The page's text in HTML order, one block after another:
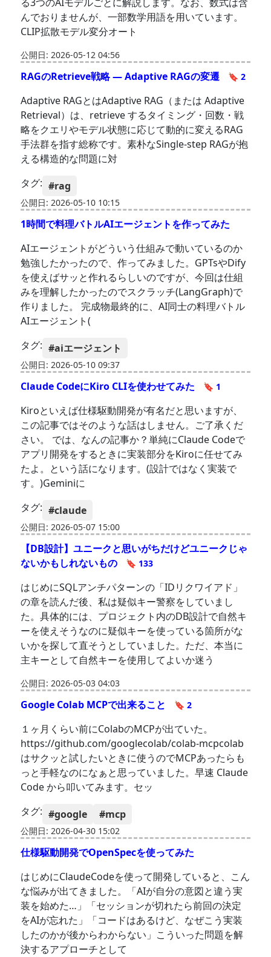
んでおりませんが、一部数学用語を用いています。
CLIP拡散モデル変分オート
公開日: 2026-05-12 04:56
RAGのRetrieve戦略 — Adaptive RAGの変遷 🔖 2
Adaptive RAGとはAdaptive RAG（または Adaptive
Retrieval）は、retrieve するタイミング・回数・戦
略をクエリやモデル状態に応じて動的に変えるRAG
手法群を指す総称です。素朴なSingle-step RAGが抱
える構造的な問題に対
タグ: #rag
公開日: 2026-05-10 10:15
1時間で料理バトルAIエージェントを作ってみた
AIエージェントがどういう仕組みで動いているのか
勉強したかったので、作ってみました。GPTsやDify
を使えばサッと作れるらしいのですが、今回は仕組
みを理解したかったのでスクラッチ(LangGraph)で
作りました。 完成物最終的に、AI同士の料理バトル
AIエージェント(
タグ: #aiエージェント
公開日: 2026-05-10 09:37
Claude CodeにKiro CLIを使わせてみた 🔖 1
Kiroといえば仕様駆動開発が有名だと思いますが、
この記事ではそのような話はしません。ご了承くだ
さい。 では、なんの記事か？単純にClaude Codeで
アプリ開発をするときに実装部分をKiroに任せてみ
たよ。という話になります。(設計ではなく実装で
す。)Geminiに
タグ: #claude
公開日: 2026-05-07 15:00
【DB設計】ユニークと思いがちだけどユニークじゃ
ないかもしれないもの
🔖 133
はじめにSQLアンチパターンの「IDリクワイアド」
の章を読んだ後、私は疑似キー警察をしていまし
た。具体的には、プロジェクト内のDB設計で自然キ
ーを使えそうなのに疑似キーを使っている箇所がな
いかを探して直そうとしていました。ただ、本当に
主キーとして自然キーを使用してよいか迷う
公開日: 2026-05-03 04:03
Google Colab MCPで出来ること 🔖 2
１ヶ月くらい前にColabのMCPが出ていた。
https://github.com/googlecolab/colab-mcpcolab
はサクッと試したいときに使うのでMCPあったらも
っと手軽なのになぁと思っていました。早速 Claude
Code から叩いてみます。セッ
タグ: #google #mcp
公開日: 2026-04-30 15:02
仕様駆動開発でOpenSpecを使ってみた
はじめにClaudeCodeを使って開発していると、こん
な悩みが出てきました。「AIが自分の意図と違う実
装を始めた…」「セッションが切れたら前回の決定
をAIが忘れた」「コードはあるけど、なぜこう実装
したのかが後からわからない」こういった問題を解
決するアプローチとして